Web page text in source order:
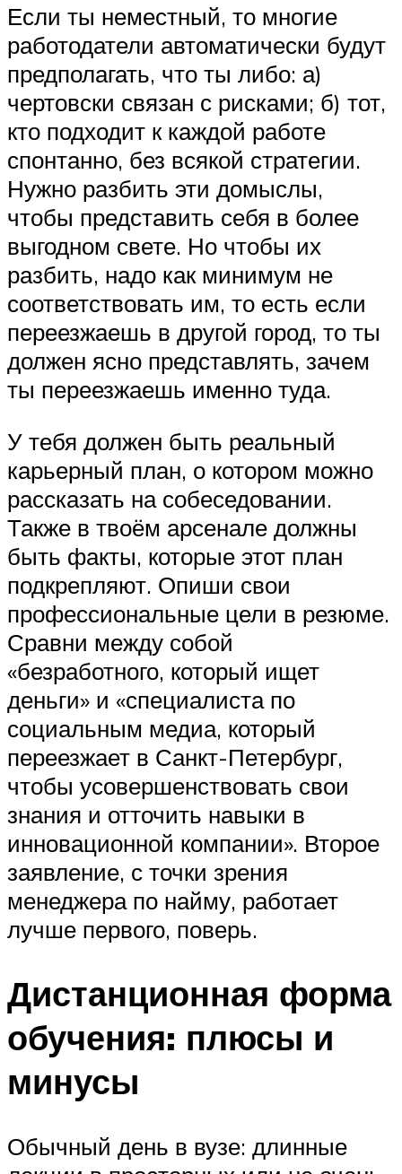
Если ты неместный, то многие
работодатели автоматически будут
предполагать, что ты либо: а)
чертовски связан с рисками; б) тот,
кто подходит к каждой работе
спонтанно, без всякой стратегии.
Нужно разбить эти домыслы,
чтобы представить себя в более
выгодном свете. Но чтобы их
разбить, надо как минимум не
соответствовать им, то есть если
переезжаешь в другой город, то ты
должен ясно представлять, зачем
ты переезжаешь именно туда.
У тебя должен быть реальный
карьерный план, о котором можно
рассказать на собеседовании.
Также в твоём арсенале должны
быть факты, которые этот план
подкрепляют. Опиши свои
профессиональные цели в резюме.
Сравни между собой
«безработного, который ищет
деньги» и «специалиста по
социальным медиа, который
переезжает в Санкт-Петербург,
чтобы усовершенствовать свои
знания и отточить навыки в
инновационной компании». Второе
заявление, с точки зрения
менеджера по найму, работает
лучше первого, поверь.
Дистанционная форма
обучения: плюсы и
минусы
Обычный день в вузе: длинные